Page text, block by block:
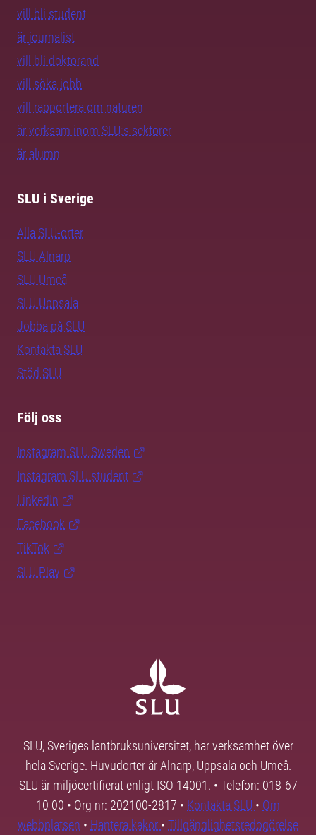
vill bli student
är journalist
vill bli doktorand
vill söka jobb
vill rapportera om naturen
är verksam inom SLU:s sektorer
är alumn
SLU i Sverige
Alla SLU-orter
SLU Alnarp
SLU Umeå
SLU Uppsala
Jobba på SLU
Kontakta SLU
Stöd SLU
Följ oss
Instagram SLU.Sweden
Instagram SLU.student
LinkedIn
Facebook
TikTok
SLU Play
SLU, Sveriges lantbruksuniversitet, har verksamhet över
hela Sverige. Huvudorter är Alnarp, Uppsala och Umeå.
SLU är miljöcertifierat enligt ISO 14001. • Telefon: 018-67
10 00 • Org nr: 202100-2817 • Kontakta SLU • Om
webbplatsen • Hantera kakor • Tillgänglighetsredogörelse